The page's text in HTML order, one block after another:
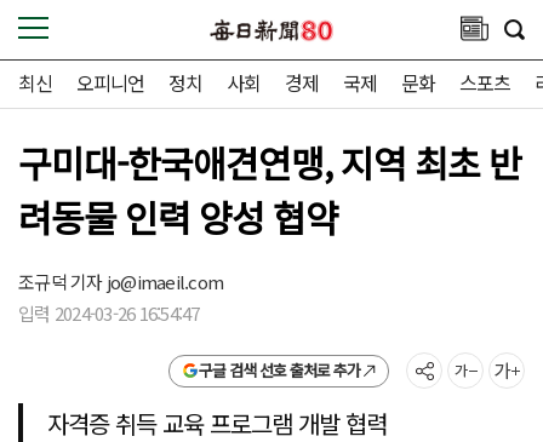
최신 오피니언 정치 사회 경제 국제 문화 스포츠
구미대-한국애견연맹, 지역 최초 반
려동물 인력 양성 협약
조규덕 기자jo@imaeil.com
입력 2024-03-26 16:54:47
구글 검색 선호 출처로 추가
자격증 취득 교육 프로그램 개발 협력